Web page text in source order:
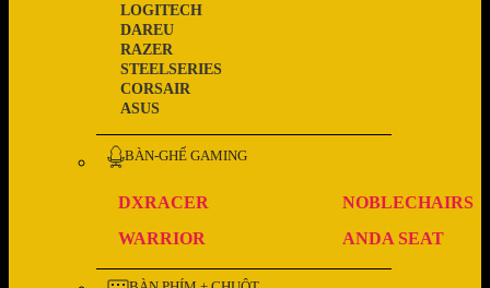
ASUS
CORSAIR
STEELSERIES
RAZER
DAREU
LOGITECH
BÀN-GHẾ GAMING
DXRACER
NOBLECHAIRS
WARRIOR
ANDA SEAT